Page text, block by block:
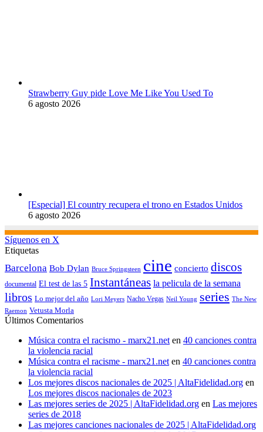
Strawberry Guy pide Love Me Like You Used To
6 agosto 2026
[Especial] El country recupera el trono en Estados Unidos
6 agosto 2026
Síguenos en X
Etiquetas
Barcelona Bob Dylan Bruce Springsteen cine concierto discos
documental El test de las 5 Instantáneas la pelicula de la semana
libros Lo mejor del año Lori Meyers Nacho Vegas Neil Young series The New
Raemon Vetusta Morla
Últimos Comentarios
Música contra el racismo - marx21.neten 40 canciones contra
la violencia racial
Música contra el racisme - marx21.neten 40 canciones contra
la violencia racial
Los mejores discos nacionales de 2025 | AltaFidelidad.org en
Los mejores discos nacionales de 2023
Las mejores series de 2025 | AltaFidelidad.org en Las mejores
series de 2018
Las mejores canciones nacionales de 2025 | AltaFidelidad.org